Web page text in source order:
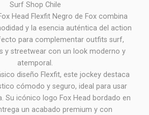
Surf Shop Chile
Head Flexfit Negro de Fox combina
y la esencia auténtica del action
para complementar outfits surf,
y streetwear con un look moderno y
atemporal.
diseño Flexfit, este jockey destaca
cómodo y seguro, ideal para usar
Su icónico logo Fox Head bordado en
un acabado premium y con